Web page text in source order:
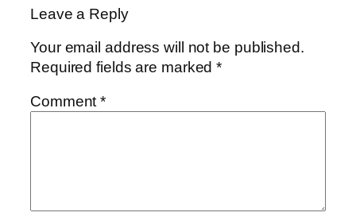
Leave a Reply
Your email address will not be published.
Required fields are marked*
Comment*